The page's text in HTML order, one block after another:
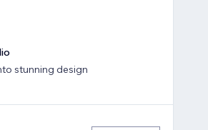
stunning design